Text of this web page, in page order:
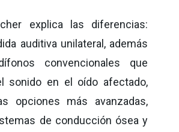
explica las diferencias:
auditiva unilateral, además
convencionales que
sonido en el oído afectado,
opciones más avanzadas,
de conducción ósea y